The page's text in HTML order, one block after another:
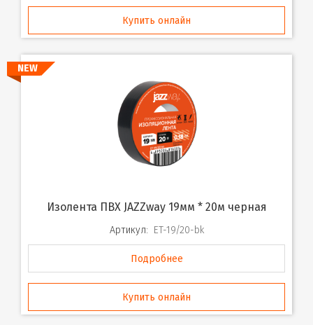
Купить онлайн
NEW
Изолента ПВХ JAZZway 19мм * 20м черная
Артикул: ET-19/20-bk
Подробнее
Купить онлайн